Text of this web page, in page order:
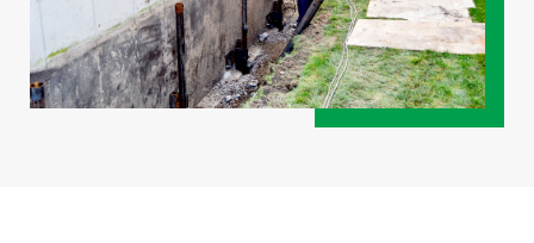
commerciaux